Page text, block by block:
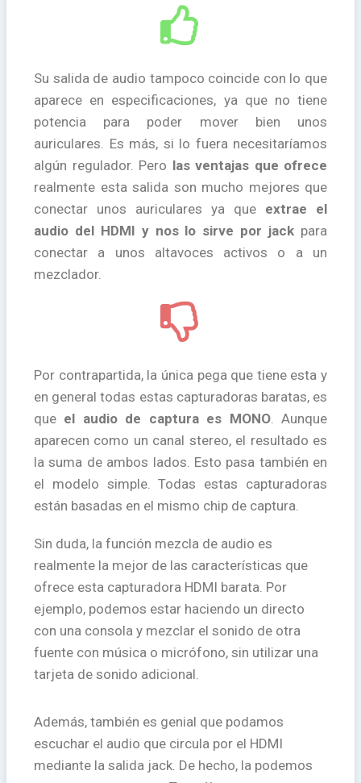
Su salida de audio tampoco coincide con lo que
aparece en especificaciones, ya que no tiene
potencia para poder mover bien unos
auriculares. Es más, si lo fuera necesitaríamos
algún regulador. Pero las ventajas que ofrece
realmente esta salida son mucho mejores que
conectar unos auriculares ya que extrae el
audio del HDMI y nos lo sirve por jack para
conectar a unos altavoces activos o a un
mezclador.
Por contrapartida, la única pega que tiene esta y
en general todas estas capturadoras baratas, es
que el audio de captura es MONO. Aunque
aparecen como un canal stereo, el resultado es
la suma de ambos lados. Esto pasa también en
el modelo simple. Todas estas capturadoras
están basadas en el mismo chip de captura.
Sin duda, la función mezcla de audio es
realmente la mejor de las características que
ofrece esta capturadora HDMI barata. Por
ejemplo, podemos estar haciendo un directo
con una consola y mezclar el sonido de otra
fuente con música o micrófono, sin utilizar una
tarjeta de sonido adicional.
Además, también es genial que podamos
escuchar el audio que circula por el HDMI
mediante la salida jack. De hecho, la podemos